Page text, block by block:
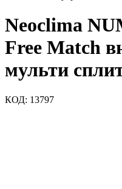
Neoclima
Free Match
мульти
КОД: 13797